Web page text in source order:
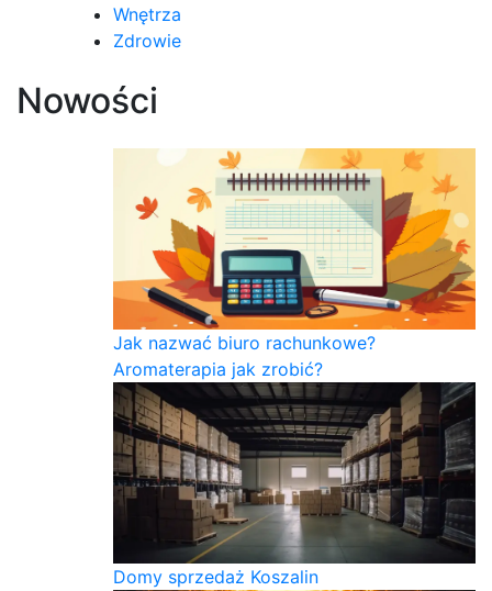
Wnętrza
Zdrowie
Nowości
Jak nazwać biuro rachunkowe?
Aromaterapia jak zrobić?
Domy sprzedaż Koszalin